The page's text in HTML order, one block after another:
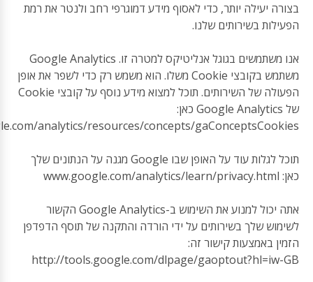
בצורה יעילה יותר, כדי לאסוף מידע דמוגרפי רחב ולנטר את רמת
הפעילות בשירותים שלנו.
אנו משתמשים בגוגל אנליטיקס למטרה זו. Google Analytics
משתמש בקובצי Cookie משלו. הוא משמש רק כדי לשפר את אופן
הפעולה של השירותים. תוכל למצוא מידע נוסף על קובצי Cookie
של Google Analytics כאן:
analytics/resources/concepts/gaConceptsCookies
תוכל לגלות עוד על האופן שבו Google מגנה על הנתונים שלך
כאן: www.google.com/analytics/learn/privacy.html
אתה יכול למנוע את השימוש ב-Google Analytics הקשור
לשימוש שלך בשירותים על ידי הורדה והתקנה של תוסף הדפדפן
הזמין באמצעות קישור זה:
http://tools.google.com/dlpage/gaoptout?hl=iw-GB